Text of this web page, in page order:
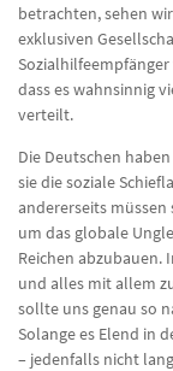
betrachten, sehen
exklusiven
dass es wahnsinnig
verteilt.
Die Deutschen
sie die soziale
andererseits
um das globale
Reichen abzubauen.
und alles mit allem
sollte uns genau so
Solange es Elend in
– jedenfalls nicht